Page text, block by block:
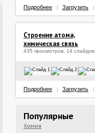
Подробнее Загрузить
Строение атома,
химическая связь
435 просмотров, 14 слайдов
Подробнее Загрузить
Популярные
Химия